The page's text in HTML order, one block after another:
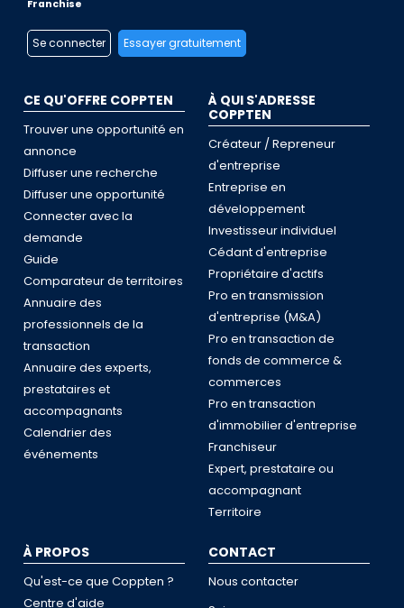
Franchise
Se connecter Essayer gratuitement
CE QU'OFFRE COPPTEN
Trouver une opportunité en
annonce
Diffuser une recherche
Diffuser une opportunité
Connecter avec la
demande
Guide
Comparateur de territoires
Annuaire des
professionnels de la
transaction
Annuaire des experts,
prestataires et
accompagnants
Calendrier des
événements
À QUI S'ADRESSE
COPPTEN
Créateur / Repreneur
d'entreprise
Entreprise en
développement
Investisseur individuel
Cédant d'entreprise
Propriétaire d'actifs
Pro en transmission
d'entreprise (M&A)
Pro en transaction de
fonds de commerce &
commerces
Pro en transaction
d'immobilier d'entreprise
Franchiseur
Expert, prestataire ou
accompagnant
Territoire
À PROPOS
Qu'est-ce que Coppten ?
Centre d'aide
CONTACT
Nous contacter